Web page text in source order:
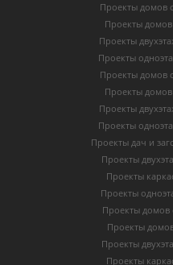
Проекты домов
Проекты
Проекты
Проекты
Проекты домов
Проекты
Проекты
Проекты
Проекты дач и
Проекты
Проекты
Проекты
Проекты домов
Проекты
Проекты
Проекты